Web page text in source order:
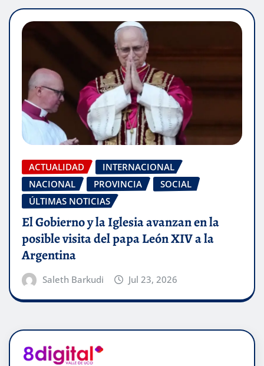
ACTUALIDAD
INTERNACIONAL
NACIONAL
PROVINCIA
SOCIAL
ÚLTIMAS NOTICIAS
El Gobierno y la Iglesia avanzan en la
posible visita del papa León XIV a la
Argentina
Saleth Barkudi Jul 23, 2026